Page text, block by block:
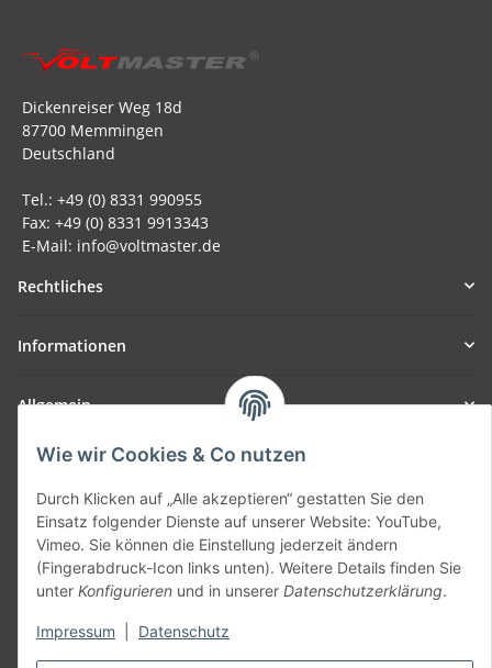
Wie wir Cookies & Co nutzen
Durch Klicken auf „Alle akzeptieren“ gestatten Sie den
Einsatz folgender Dienste auf unserer Website: YouTube,
Vimeo. Sie können die Einstellung jederzeit ändern
(Fingerabdruck-Icon links unten). Weitere Details finden Sie
unter Konfigurieren und in unserer Datenschutzerklärung.
Impressum Datenschutz
Dickenreiser Weg 18d
87700 Memmingen
Deutschland
Tel.: +49 (0) 8331 990955
Fax: +49 (0) 8331 9913343
E-Mail: info@voltmaster.de
Rechtliches
Informationen
Allgemein
Teil unseres Netzwerks:
Vertrag widerrufen